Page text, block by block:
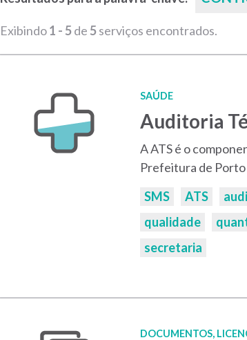
Exibindo1 - 5de 5serviços encontrados.
SAÚDE
Auditoria
A ATS é o
Prefeitura de
Palavras-
chaves:
SMS ATS
qualidade
secretaria
DOCUMENTOS,